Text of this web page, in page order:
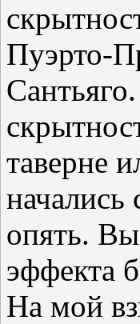
Пуэрто-
таверне
опять.
эффекта
На мой